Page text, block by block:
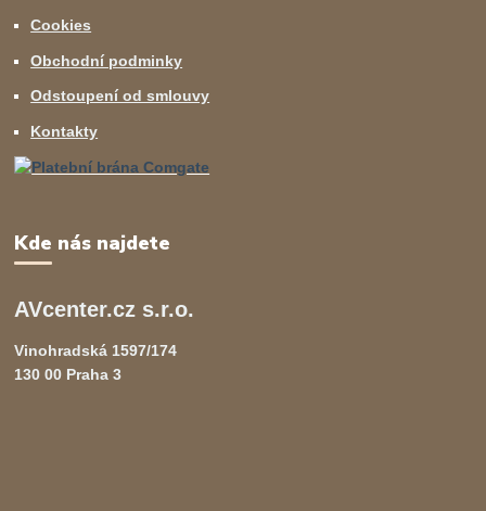
Cookies
Obchodní podminky
Odstoupení od smlouvy
Kontakty
Kde nás najdete
AVcenter.cz s.r.o.
Vinohradská 1597/174
130 00 Praha 3